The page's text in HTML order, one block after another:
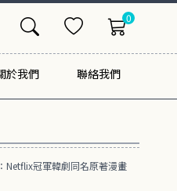
0
於我們 聯絡我們
Netflix冠軍韓劇同名原著漫畫